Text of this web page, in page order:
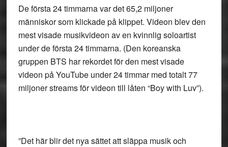
De första 24 timmarna var det 65,2 miljoner
människor som klickade på klippet. Videon blev den
mest visade musikvideon av en kvinnlig soloartist
under de första 24 timmarna. (Den koreanska
gruppen BTS har rekordet för den mest visade
videon på YouTube under 24 timmar med totalt 77
miljoner streams för videon till låten “Boy with Luv”).
”Det här blir det nya sättet att släppa musik och